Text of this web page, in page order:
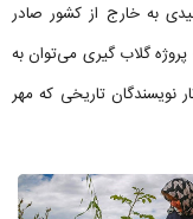
به خارج از کشور صادر
گلاب گیری می‌توان به
نویسندگان تاریخی که مهر